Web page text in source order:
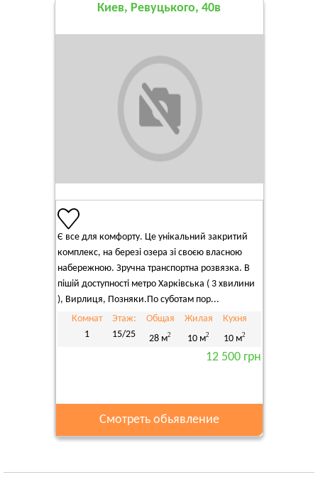
Киев, Ревуцького, 40в
Є все для комфорту. Це унікальний закритий
комплекс, на березі озера зі своєю власною
набережною. Зручна транспортна розвязка. В
пішій доступності метро Харківська ( 3 хвилини
), Вирлиця, Позняки.По суботам пор...
Комнат
1
Этаж:
15/25
Общая
28 м2
Жилая
10 м2
Кухня
10 м2
12 500 грн
Смотреть обьявление